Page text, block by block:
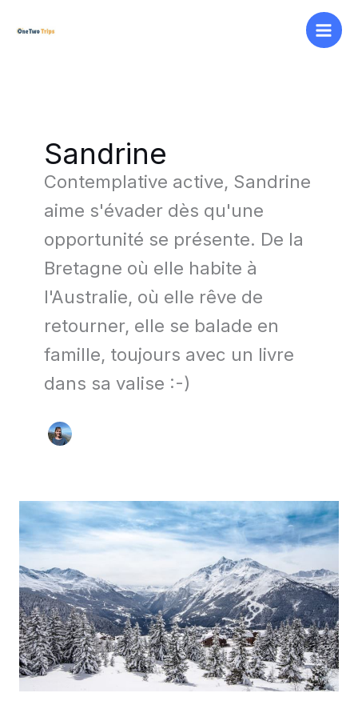
Sandrine
Contemplative active, Sandrine
aime s'évader dès qu'une
opportunité se présente. De la
Bretagne où elle habite à
l'Australie, où elle rêve de
retourner, elle se balade en
famille, toujours avec un livre
dans sa valise :-)